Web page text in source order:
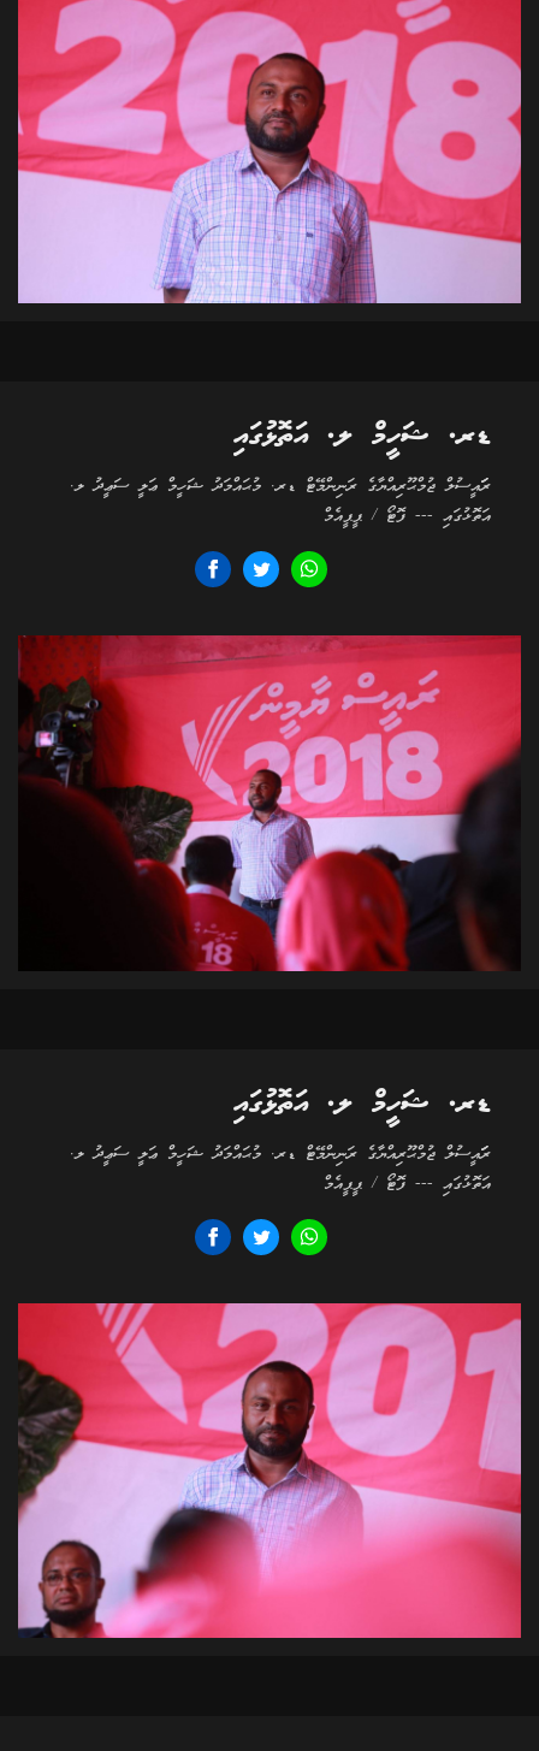
ޑރ. ޝަހީމް ލ. އަތޮޅުގައި
ރަަައީސުލް ޖުމްޙޫރިއްޔާގެ ރަނިންމޭޓް ޑރ. މުޙައްމަދު ޝަހީމް ޢަލީ ސަޢީދު ލ.
އަތޮޅުގައި --- ފޮޓޯ / ޕީޕީއެމް
ޑރ. ޝަހީމް ލ. އަތޮޅުގައި
ރަަައީސުލް ޖުމްޙޫރިއްޔާގެ ރަނިންމޭޓް ޑރ. މުޙައްމަދު ޝަހީމް ޢަލީ ސަޢީދު ލ.
އަތޮޅުގައި --- ފޮޓޯ / ޕީޕީއެމް